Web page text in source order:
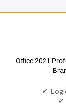
Office 2021
✔
✔